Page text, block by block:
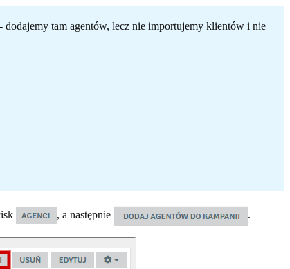
tam agentów, lecz nie importujemy klientów i nie
, a następnie .